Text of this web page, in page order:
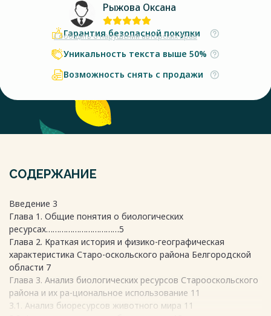
Рыжова Оксана
Сообщить о нарушении авторских прав
Гарантия безопасной покупки
Уникальность текста выше 50%
Возможность снять с продажи
СОДЕРЖАНИЕ
Введение 3
Глава 1. Общие понятия о биологических
ресурсах……………………………5
Глава 2. Краткая история и физико-географическая
характеристика Старо-оскольского района Белгородской
области 7
Глава 3. Анализ биологических ресурсов Старооскольского
района и их ра-циональное использование 11
3.1. Анализ биоресурсов животного мира 11